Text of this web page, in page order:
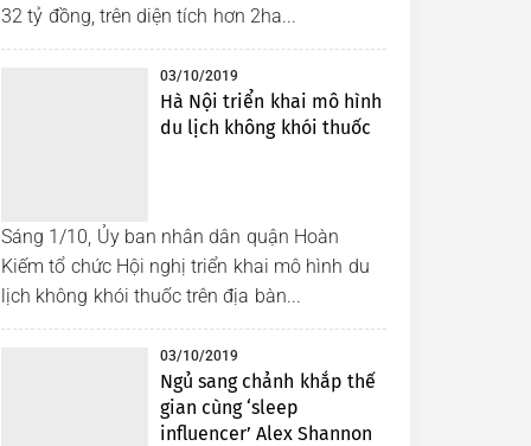
32 tỷ đồng, trên diện tích hơn 2ha...
03/10/2019
Hà Nội triển khai mô hình
du lịch không khói thuốc
Sáng 1/10, Ủy ban nhân dân quận Hoàn
Kiếm tổ chức Hội nghị triển khai mô hình du
lịch không khói thuốc trên địa bàn...
03/10/2019
Ngủ sang chảnh khắp thế
gian cùng ‘sleep
influencer’ Alex Shannon